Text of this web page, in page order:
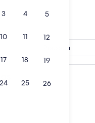
3 4 5
10 11 12
17 18 19
24 25 26
Pousada